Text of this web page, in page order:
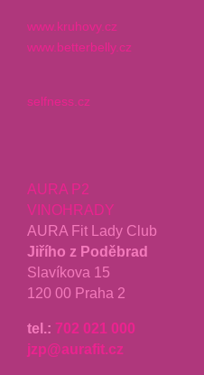
www.kruhovy.cz
www.betterbelly.cz
selfness.cz
AURA P2
VINOHRADY
AURA Fit Lady Club
Jiřího z Poděbrad
Slavíkova 15
120 00 Praha 2
tel.: 702 021 000
jzp@aurafit.cz